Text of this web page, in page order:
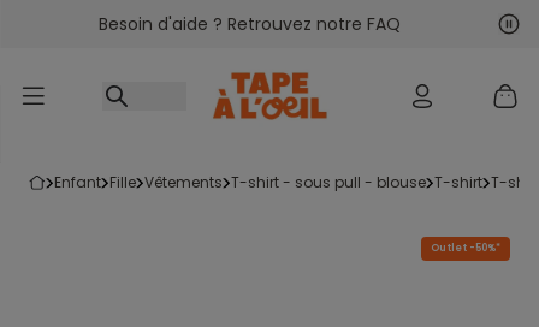
Accéder au contenu
Besoin d'aide ? Retrouvez notre FAQ
enfant fille vêtements t-shirt - sous pull - blouse t-shirt t-
Outlet -50%*